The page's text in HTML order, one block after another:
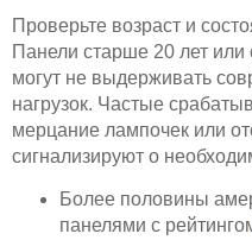
Проверьте возраст и
Панели старше 20 лет
могут не выдерживать
нагрузок. Частые
мерцание лампочек или
сигнализируют о
Более половины
панелями с